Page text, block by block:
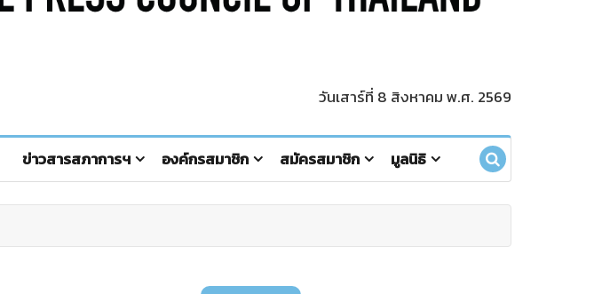
วันเสาร์ที่ 8 สิงหาคม พ.ศ. 2569
ข่าวสารสภาการฯ องค์กรสมาชิก สมัครสมาชิก มูลนิธิ